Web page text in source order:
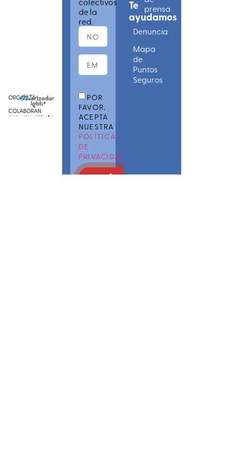
ORGANIZA
COLABORAN
de la
red.
POR
FAVOR,
ACEPTA
NUESTRA
POLÍTICA
DE
PRIVACIDAD
apúntate
Te
ayudamos
Denuncia
Mapa
de
Puntos
Seguros
prensa